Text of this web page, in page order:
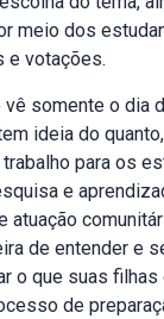
meio dos
e votações.
vê somente o dia
ideia do
para os
e
atuação
de entender e
o que suas
de